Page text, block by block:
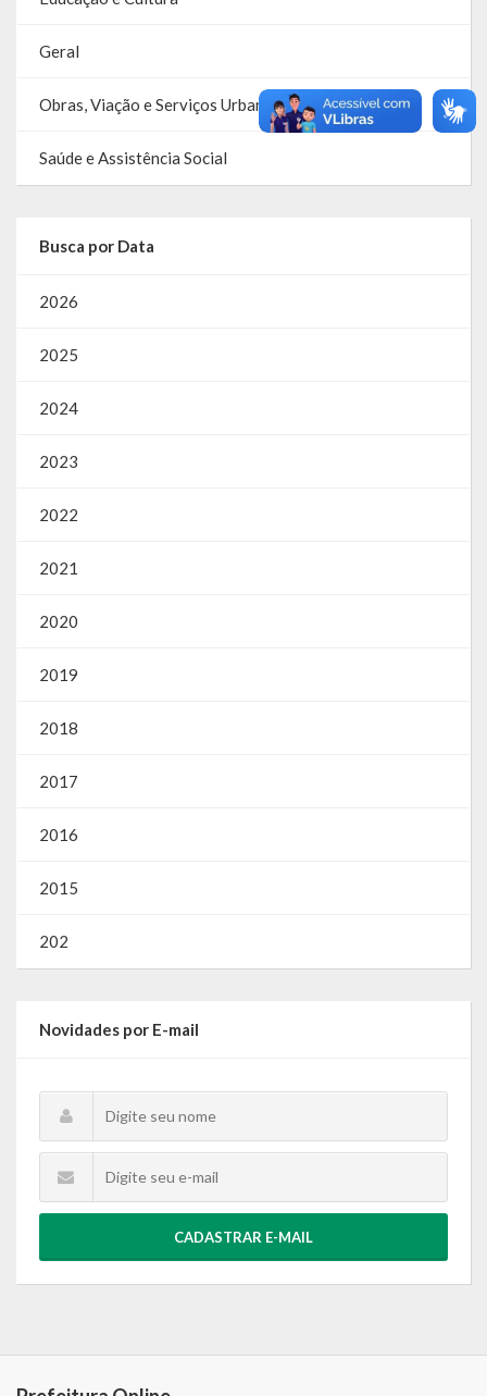
Geral
Obras, Viação e Serviços Urbanos
Saúde e Assistência Social
Busca por Data
2026
2025
2024
2023
2022
2021
2020
2019
2018
2017
2016
2015
202
Novidades por E-mail
CADASTRAR E-MAIL